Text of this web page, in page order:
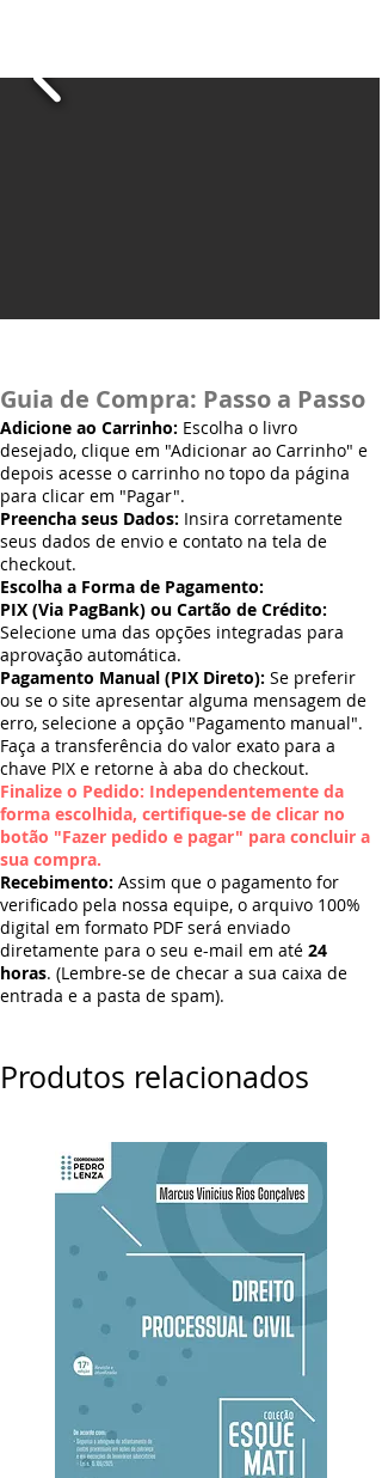
Guia de Compra: Passo a Passo
Adicione ao Carrinho: Escolha o livro
desejado, clique em "Adicionar ao Carrinho" e
depois acesse o carrinho no topo da página
para clicar em "Pagar".
Preencha seus Dados: Insira corretamente
seus dados de envio e contato na tela de
checkout.
Escolha a Forma de Pagamento:
PIX (Via PagBank) ou Cartão de Crédito:
Selecione uma das opções integradas para
aprovação automática.
Pagamento Manual (PIX Direto): Se preferir
ou se o site apresentar alguma mensagem de
erro, selecione a opção "Pagamento manual".
Faça a transferência do valor exato para a
chave PIX e retorne à aba do checkout.
Finalize o Pedido: Independentemente da
forma escolhida, certifique-se de clicar no
botão "Fazer pedido e pagar" para concluir a
sua compra.
Recebimento: Assim que o pagamento for
verificado pela nossa equipe, o arquivo 100%
digital em formato PDF será enviado
diretamente para o seu e-mail em até 24
horas. (Lembre-se de checar a sua caixa de
entrada e a pasta de spam).
Produtos relacionados